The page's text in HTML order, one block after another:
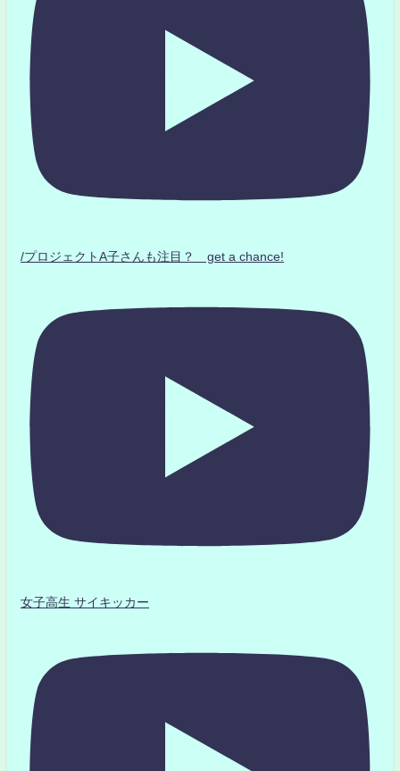
/プロジェクトA子さんも注目？ get a chance!
女子高生 サイキッカー